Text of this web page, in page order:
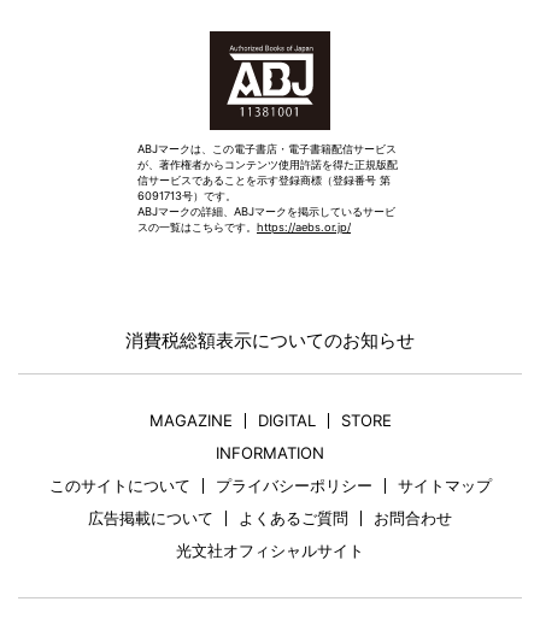
ABJマークは、この電子書店・電子書籍配信サービス
が、著作権者からコンテンツ使用許諾を得た正規版配
信サービスであることを示す登録商標（登録番号 第
6091713号）です。
ABJマークの詳細、ABJマークを掲示しているサービ
スの一覧はこちらです。 https://aebs.or.jp/
消費税総額表示についてのお知らせ
MAGAZINE DIGITAL
STORE
INFORMATION
このサイトについて
プライバシーポリシー
サイトマップ
広告掲載について
よくあるご質問
お問合わせ
光文社オフィシャルサイト